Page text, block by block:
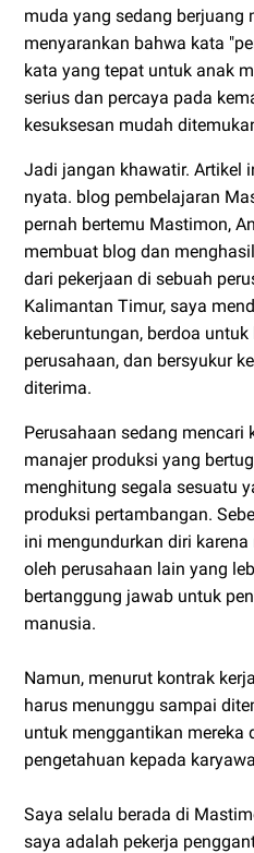
muda yang sedang berjuang
menyarankan bahwa kata
kata yang tepat untuk anak
serius dan percaya pada
kesuksesan mudah
Jadi jangan khawatir. Artikel
nyata. blog pembelajaran
pernah bertemu Mastimon,
membuat blog dan
dari pekerjaan di sebuah
Kalimantan Timur, saya
keberuntungan, berdoa
perusahaan, dan bersyukur
diterima.
Perusahaan sedang mencari
manajer produksi yang
menghitung segala sesuatu
produksi pertambangan.
ini mengundurkan diri
oleh perusahaan lain yang
bertanggung jawab untuk
manusia.
Namun, menurut kontrak
harus menunggu sampai
untuk menggantikan mereka
pengetahuan kepada
Saya selalu berada di
saya adalah pekerja